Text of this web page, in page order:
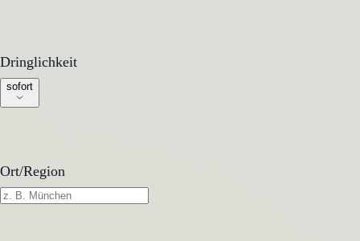
Dringlichkeit
Dringlichkeit
sofort
Ort/Region